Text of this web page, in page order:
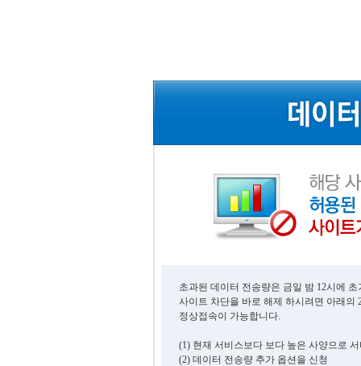
초과된 데이터 전송량은 금일 밤 12시에
사이트 차단을 바로 해제 하시려면 아래의
정상접속이 가능합니다.
(1) 현재 서비스보다 보다 높은 사양으로
(2) 데이터 전송량 추가 옵션을 신청